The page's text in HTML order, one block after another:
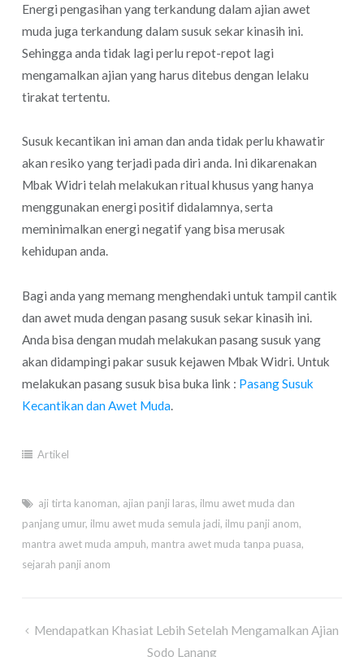
Energi pengasihan yang terkandung dalam ajian awet
muda juga terkandung dalam susuk sekar kinasih ini.
Sehingga anda tidak lagi perlu repot-repot lagi
mengamalkan ajian yang harus ditebus dengan lelaku
tirakat tertentu.
Susuk kecantikan ini aman dan anda tidak perlu khawatir
akan resiko yang terjadi pada diri anda. Ini dikarenakan
Mbak Widri telah melakukan ritual khusus yang hanya
menggunakan energi positif didalamnya, serta
meminimalkan energi negatif yang bisa merusak
kehidupan anda.
Bagi anda yang memang menghendaki untuk tampil cantik
dan awet muda dengan pasang susuk sekar kinasih ini.
Anda bisa dengan mudah melakukan pasang susuk yang
akan didampingi pakar susuk kejawen Mbak Widri. Untuk
melakukan pasang susuk bisa buka link : Pasang Susuk
Kecantikan dan Awet Muda.
Artikel
aji tirta kanoman, ajian panji laras, ilmu awet muda dan
panjang umur, ilmu awet muda semula jadi, ilmu panji anom,
mantra awet muda ampuh, mantra awet muda tanpa puasa,
sejarah panji anom
Post
Mendapatkan Khasiat Lebih Setelah Mengamalkan Ajian
Sodo Lanang